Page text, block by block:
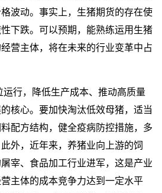
波动。事实上，生猪期货的存在使
下跌。可以预期，能熟练运用生猪
营主体，将在未来的行业变革中占
运行，降低生产成本、推动高质量
核心。要加快淘汰低效母猪，适当
配方结构，健全疫病防控措施，多
外，近年来，养猪业向上游的饲
宰、食品加工行业进军，这是产业
主体的成本竞争力达到一定水平